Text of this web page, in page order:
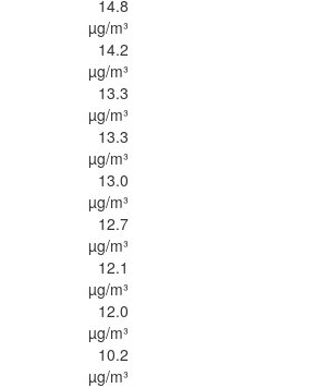
14.8
µg/m³
14.2
µg/m³
13.3
µg/m³
13.3
µg/m³
13.0
µg/m³
12.7
µg/m³
12.1
µg/m³
12.0
µg/m³
10.2
µg/m³